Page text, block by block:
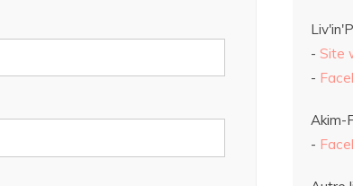
- Site
-
Akim-
-